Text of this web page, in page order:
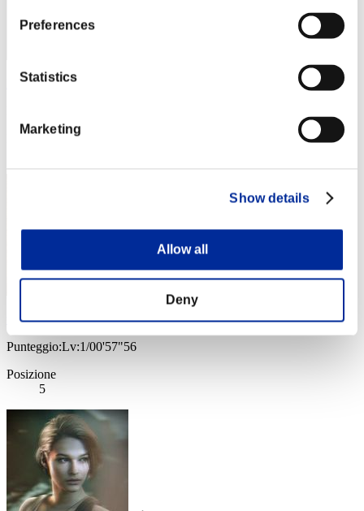
Preferences
Statistics
Marketing
Show details
Allow all
Deny
Kamille
Posizione
the-world-ddd
Punteggio:Lv:1/00'57"56
Posizione
5